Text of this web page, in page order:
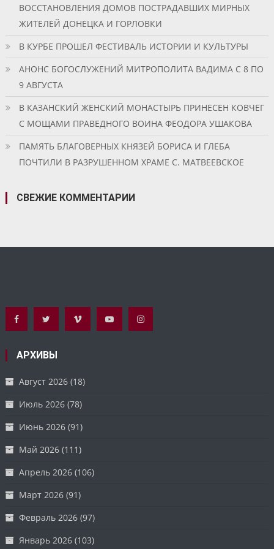
ВОССТАНОВЛЕНИЯ ДОМОВ ПОСТРАДАВШИХ МИРНЫХ
ЖИТЕЛЕЙ ДОНЕЦКА И ГОРЛОВКИ
В КУРБЕ ПРОШЕЛ ФЕСТИВАЛЬ ИСТОРИИ И КУЛЬТУРЫ
АНОНС БОГОСЛУЖЕНИЙ МИТРОПОЛИТА ВАДИМА С 8 ПО
9 АВГУСТА
В КАЗАНСКИЙ ЖЕНСКИЙ МОНАСТЫРЬ ПРИНЕСЕН КОВЧЕГ
С МОЩАМИ ПРАВЕДНОГО ВОИНА ФЕОДОРА УШАКОВА
ПАМЯТЬ БЛАГОВЕРНЫХ КНЯЗЕЙ БОРИСА И ГЛЕБА
ПОЧТИЛИ В РАЗРУШЕННОМ ХРАМЕ С. МАТВЕЕВСКОЕ
СВЕЖИЕ КОММЕНТАРИИ
АРХИВЫ
Август 2026 (18)
Июль 2026 (78)
Июнь 2026 (91)
Май 2026 (111)
Апрель 2026 (106)
Март 2026 (91)
Февраль 2026 (97)
Январь 2026 (103)